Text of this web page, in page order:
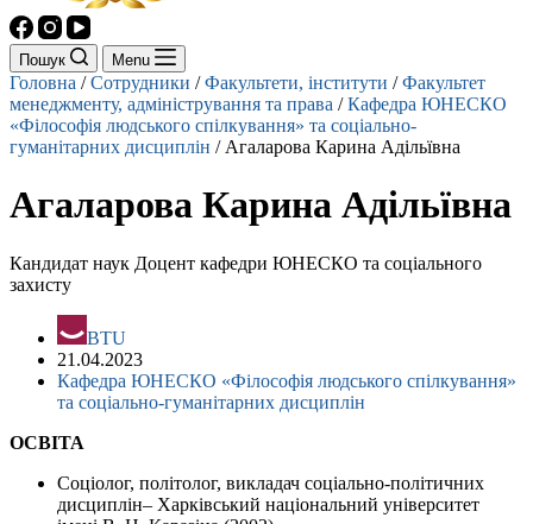
Пошук Menu
Головна /Сотрудники /Факультети, інститути /Факультет
менеджменту, адміністрування та права /Кафедра ЮНЕСКО
«Філософія людського спілкування» та соціально-
гуманітарних дисциплін / Агаларова Карина Адільївна
Агаларова Карина Адільївна
Кандидат наук Доцент кафедри ЮНЕСКО та соціального
захисту
BTU
21.04.2023
Кафедра ЮНЕСКО «Філософія людського спілкування»
та соціально-гуманітарних дисциплін
ОСВІТА
Соціолог, політолог, викладач соціально-політичних
дисциплін– Харківський національний університет